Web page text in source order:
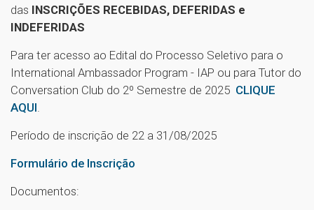
das INSCRIÇÕES RECEBIDAS, DEFERIDAS e
INDEFERIDAS
Para ter acesso ao Edital do Processo Seletivo para o
International Ambassador Program - IAP ou para Tutor do
Conversation Club do 2º Semestre de 2025 CLIQUE
AQUI.
Período de inscrição de 22 a 31/08/2025
Formulário de Inscrição
Documentos: